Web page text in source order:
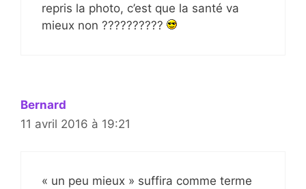
repris la photo, c’est que la santé va
mieux non ??????????
Bernard
11 avril 2016 à 19:21
« un peu mieux » suffira comme terme